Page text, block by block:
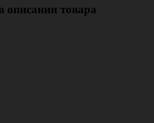
описании товара